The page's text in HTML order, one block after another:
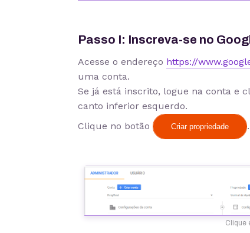
Passo I: Inscreva-se no
Acesse o endereço https://
uma conta.
Se já está inscrito, logue na conta e
canto inferior esquerdo.
Clique no botão
Criar propriedade .
Clique